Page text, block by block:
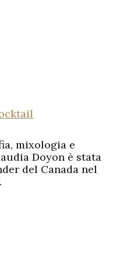
mixologia e
Doyon è stata
del Canada nel